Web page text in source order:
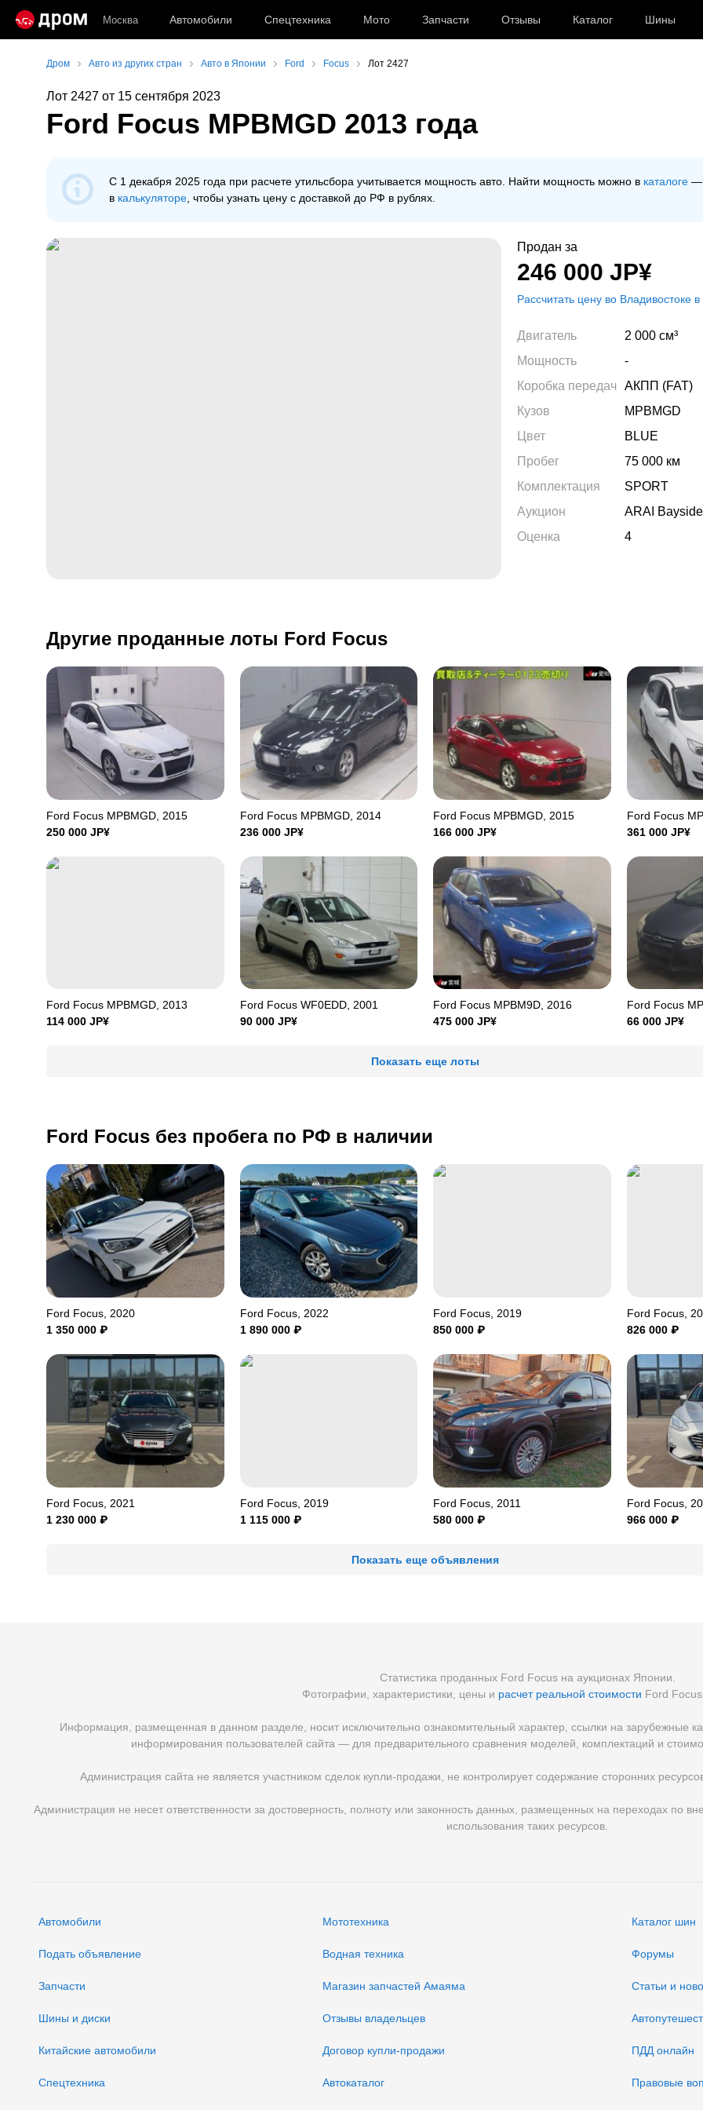
Москва Автомобили Спецтехника Мото Запчасти Отзывы Каталог Шины
Дром Авто из других стран Авто в Японии Ford Focus Лот 2427
Лот 2427 от 15 сентября 2023
Ford Focus MPBMGD 2013 года
С 1 декабря 2025 года при расчeте утильсбора учитывается мощность авто. Найти мощность можно в каталоге —
в калькуляторе , чтобы узнать цену с доставкой до РФ в рублях.
Продан за
246 000 JP¥
Рассчитать цену во Владивостоке в
Двигатель
2 000 см³
Мощность
-
Коробка передач
АКПП (FAT)
Кузов
MPBMGD
Цвет
BLUE
Пробег
75 000 км
Комплектация
SPORT
Аукцион
ARAI Bayside
Оценка
4
Другие проданные лоты Ford Focus
Ford Focus MPBMGD, 2015
250 000 JP¥
Ford Focus MPBMGD, 2014
236 000 JP¥
Ford Focus MPBMGD, 2015
166 000 JP¥
Ford Focus
361 000 JP¥
Ford Focus MPBMGD, 2013
114 000 JP¥
Ford Focus WF0EDD, 2001
90 000 JP¥
Ford Focus MPBM9D, 2016
475 000 JP¥
Ford Focus
66 000 JP¥
Показать еще лоты
Ford Focus без пробега по РФ в наличии
Ford Focus, 2020
1 350 000 ₽
Ford Focus, 2022
1 890 000 ₽
Ford Focus, 2019
850 000 ₽
Ford Focus,
826 000 ₽
Ford Focus, 2021
1 230 000 ₽
Ford Focus, 2019
1 115 000 ₽
Ford Focus, 2011
580 000 ₽
Ford Focus,
966 000 ₽
Показать еще объявления
Статистика проданных Ford Focus на аукционах Японии.
Фотографии, характеристики, цены и расчет реальной стоимости Ford
Информация, размещенная в данном разделе, носит исключительно ознакомительный характер, ссылки на зарубежные
информирования пользователей сайта — для предварительного сравнения моделей, комплектаций и
Администрация сайта не является участником сделок купли-продажи, не контролирует содержание сторонних
Администрация не несет ответственности за достоверность, полноту или законность данных, размещенных на переходах по
использования таких ресурсов.
Автомобили
Подать объявление
Запчасти
Шины и диски
Китайские автомобили
Спецтехника
Мототехника
Водная техника
Магазин запчастей Амаяма
Отзывы владельцев
Договор купли-продажи
Автокаталог
Каталог шин
Форумы
Статьи и
ПДД онлайн
Правовые